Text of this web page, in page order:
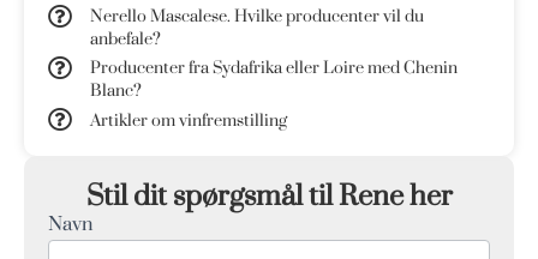
Nerello Mascalese. Hvilke producenter vil du
anbefale?
Producenter fra Sydafrika eller Loire med Chenin
Blanc?
Artikler om vinfremstilling
Stil dit spørgsmål til Rene her
Q&A
Form
Navn